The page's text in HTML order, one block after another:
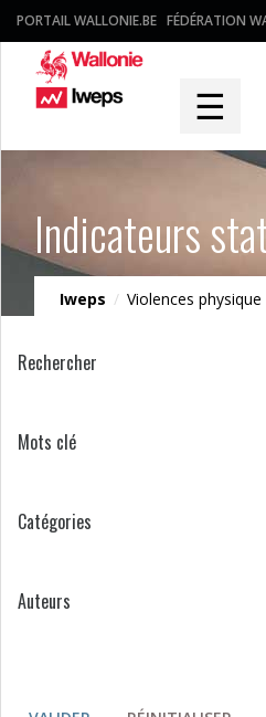
PORTAIL WALLONIE.BE FÉDÉRATION
☰
Indicateurs
Iweps / Violences physique
Rechercher
Mots clé
Catégories
Auteurs